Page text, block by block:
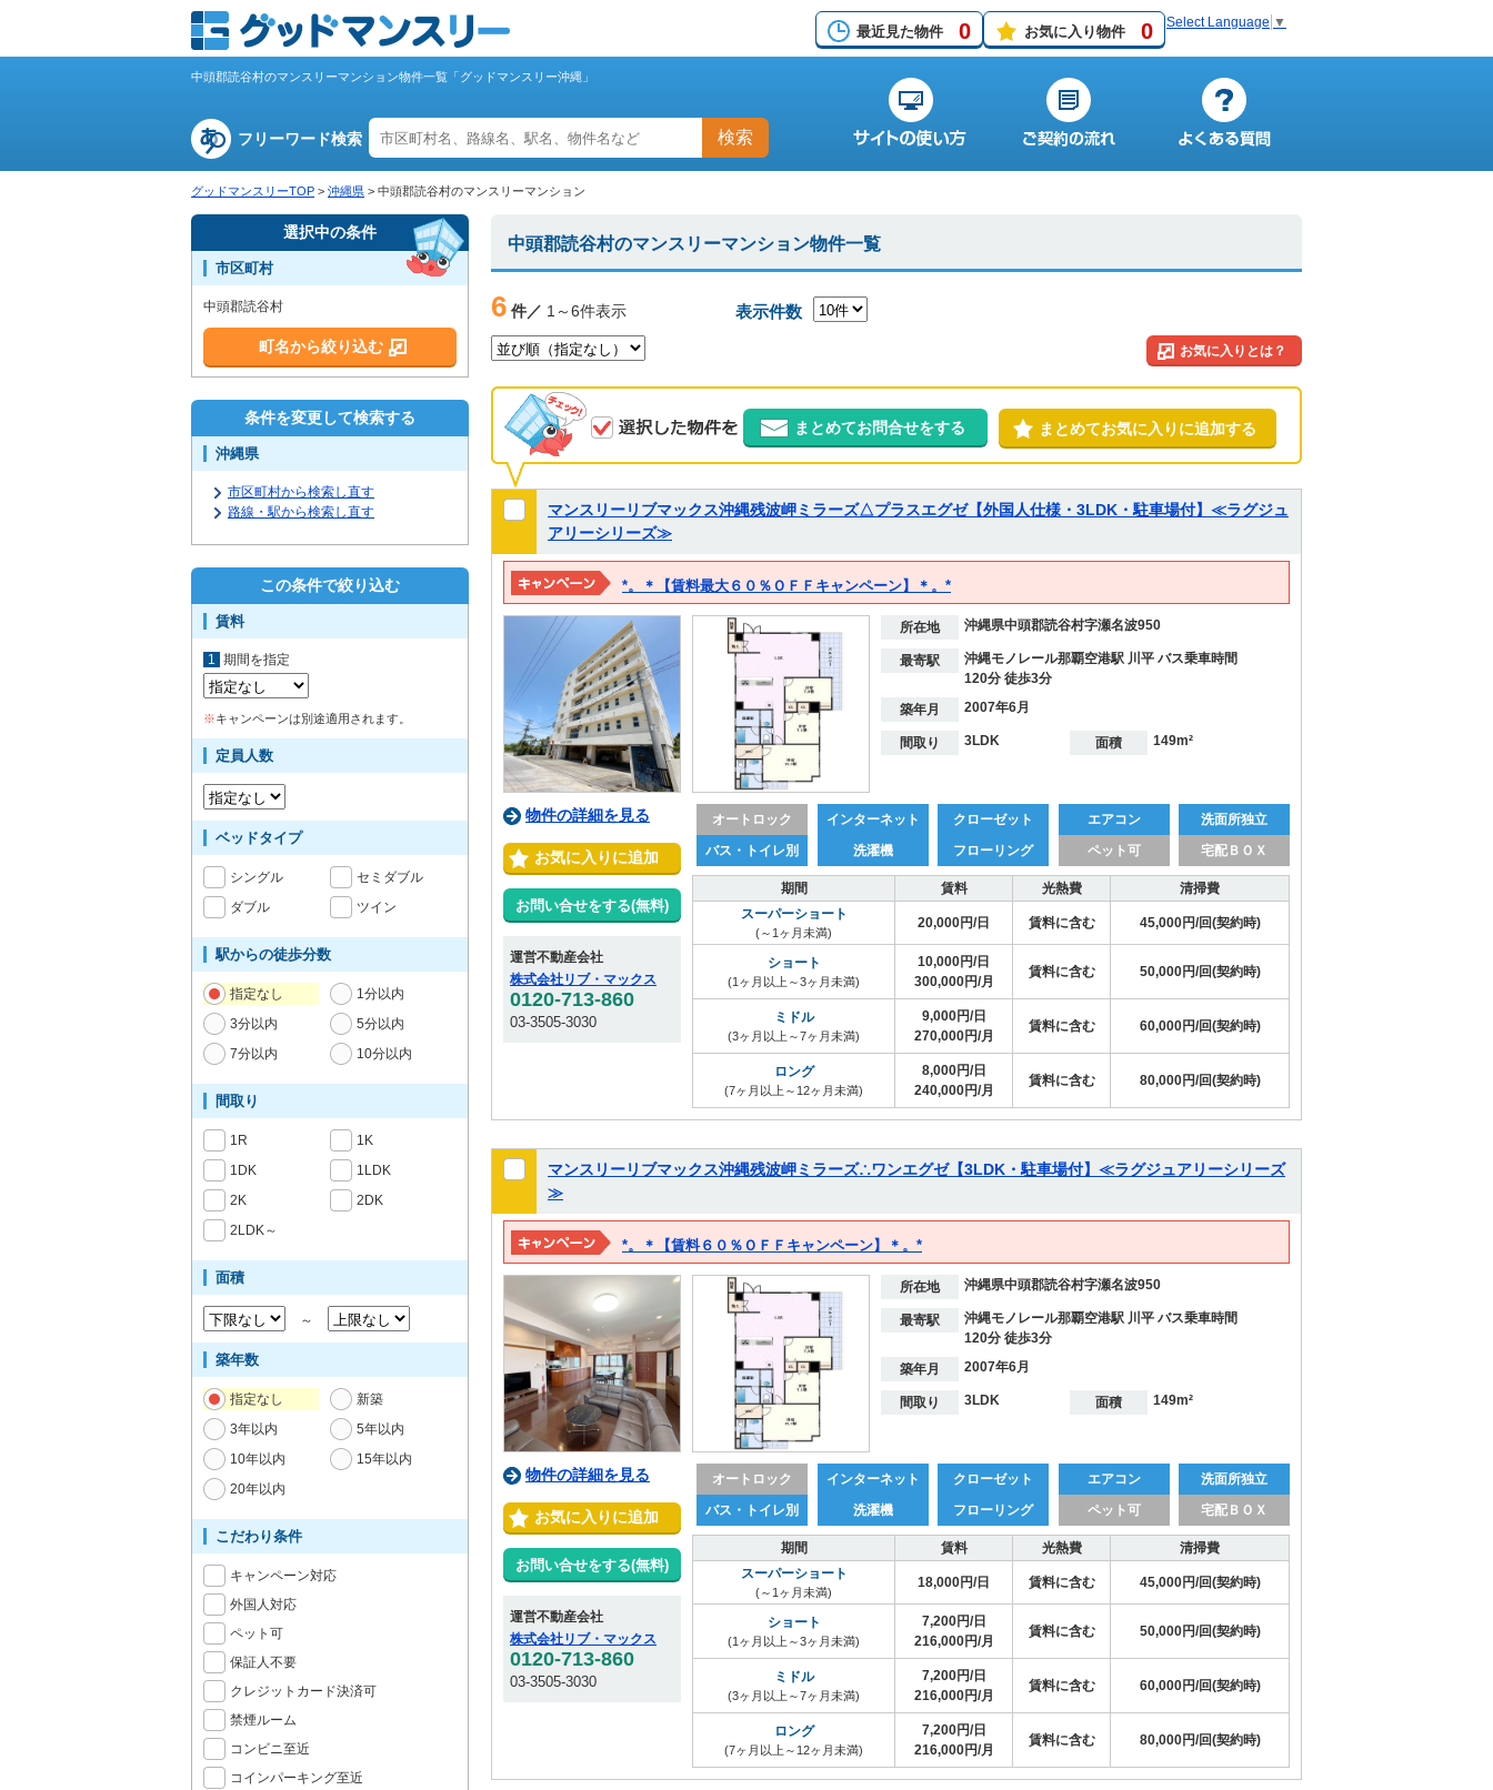
最近見た物件 0 お気に入り物件 0 Select Language ▼
中頭郡読谷村のマンスリーマンション物件一覧「グッドマンスリー沖縄」
フリーワード検索 検索
グッドマンスリーTOP > 沖縄県 > 中頭郡読谷村のマンスリーマンション
中頭郡読谷村のマンスリーマンション物件一覧
6 件／ 1～6件表示 表示件数
お気に入りとは？
まとめてお問合せをする まとめてお気に入りに追加する
マンスリーリブマックス沖縄残波岬ミラーズ△プラスエグゼ【外国人仕様・3LDK・駐車場付】≪ラグジュ
アリーシリーズ≫
*。＊【賃料最大６０％ＯＦＦキャンペーン】＊。*
※２０２７年３月１５日までの期間限定！！
※表示料金は割引後の価格となります。
所在地 沖縄県中頭郡読谷村字瀬名波950
最寄駅
沖縄モノレール那覇空港駅 川平 バス乗車時間
120分 徒歩3分
築年月
2007年6月
間取り 3LDK 面積 149m²
物件の詳細を見る
お気に入りに追加
お問い合せをする(無料)
運営不動産会社
株式会社リブ・マックス
0120-713-860
03-3505-3030
オートロック インターネット クローゼット エアコン
洗面所独立
バス・トイレ別
洗濯機 フローリング ペット可 宅配ＢＯＸ
期間 賃料 光熱費
清掃費
スーパーショート
(～1ヶ月未満)
20,000円/日 賃料に含む 45,000円/回(契約時)
ショート
(1ヶ月以上～3ヶ月未満)
10,000円/日
300,000円/月
賃料に含む 50,000円/回(契約時)
ミドル
(3ヶ月以上～7ヶ月未満)
9,000円/日
270,000円/月
賃料に含む 60,000円/回(契約時)
ロング
(7ヶ月以上～12ヶ月未満)
8,000円/日
240,000円/月
賃料に含む 80,000円/回(契約時)
マンスリーリブマックス沖縄残波岬ミラーズ∴ワンエグゼ【3LDK・駐車場付】≪ラグジュアリーシリーズ
≫
*。＊【賃料６０％ＯＦＦキャンペーン】＊。*
※２０２７年３月１５日までの期間限定！！
※表示料金は割引後の価格となります。
所在地 沖縄県中頭郡読谷村字瀬名波950
最寄駅
沖縄モノレール那覇空港駅 川平 バス乗車時間
120分 徒歩3分
築年月
2007年6月
間取り 3LDK 面積 149m²
物件の詳細を見る
お気に入りに追加
お問い合せをする(無料)
運営不動産会社
株式会社リブ・マックス
0120-713-860
03-3505-3030
オートロック インターネット クローゼット エアコン
洗面所独立
バス・トイレ別
洗濯機 フローリング ペット可 宅配ＢＯＸ
期間 賃料 光熱費
清掃費
スーパーショート
(～1ヶ月未満)
18,000円/日 賃料に含む 45,000円/回(契約時)
ショート
(1ヶ月以上～3ヶ月未満)
7,200円/日
216,000円/月
賃料に含む 50,000円/回(契約時)
ミドル
(3ヶ月以上～7ヶ月未満)
7,200円/日
216,000円/月
賃料に含む 60,000円/回(契約時)
ロング
(7ヶ月以上～12ヶ月未満)
7,200円/日
216,000円/月
賃料に含む 80,000円/回(契約時)
選択中の条件
市区町村
中頭郡読谷村
町名から絞り込む
条件を変更して検索する
沖縄県
市区町村から検索し直す
路線・駅から検索し直す
この条件で絞り込む
賃料
1 期間を指定
※キャンペーンは別途適用されます。
定員人数
ベッドタイプ
シングル
セミダブル
ダブル
ツイン
駅からの徒歩分数
指定なし
1分以内
3分以内
5分以内
7分以内
10分以内
間取り
1R
1K
1DK
1LDK
2K
2DK
2LDK～
面積
～
築年数
指定なし
新築
3年以内
5年以内
10年以内
15年以内
20年以内
こだわり条件
キャンペーン対応
外国人対応
ペット可
保証人不要
クレジットカード決済可
禁煙ルーム
コンビニ至近
コインパーキング至近